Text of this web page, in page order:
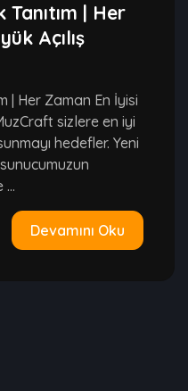
| Her
Açılış
| Her Zaman En İyisi
sizlere en iyi
hedefler. Yeni
...
Devamını Oku